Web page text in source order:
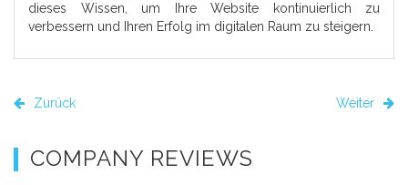
dieses Wissen, um Ihre Website kontinuierlich zu
verbessern und Ihren Erfolg im digitalen Raum zu steigern.
Zurück Weiter
COMPANY REVIEWS